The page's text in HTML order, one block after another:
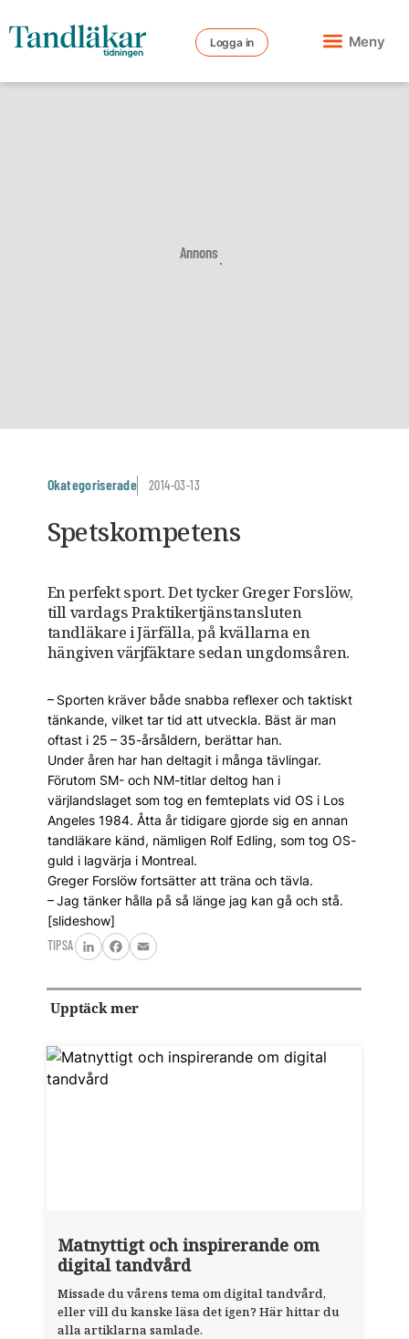
Logga in Meny
Annons
Okategoriserade 2014-03-13
Spetskompetens
En perfekt sport. Det tycker Greger Forslöw,
till vardags Praktikertjänstansluten
tandläkare i Järfälla, på kvällarna en
hängiven värjfäktare sedan ungdomsåren.
– Sporten kräver både snabba reflexer och taktiskt
tänkande, vilket tar tid att utveckla. Bäst är man
oftast i 25 – 35-årsåldern, berättar han.
Under åren har han deltagit i många tävlingar.
Förutom SM- och NM-titlar deltog han i
värjlandslaget som tog en femteplats vid OS i Los
Angeles 1984. Åtta år tidigare gjorde sig en annan
tandläkare känd, nämligen Rolf Edling, som tog OS-
guld i lagvärja i Montreal.
Greger Forslöw fortsätter att träna och tävla.
– Jag tänker hålla på så länge jag kan gå och stå.
[slideshow]
TIPSA
LinkedInFacebook
Email
Upptäck mer
Matnyttigt och inspirerande om
digital tandvård
Missade du vårens tema om digital tandvård,
eller vill du kanske läsa det igen? Här hittar du
alla artiklarna samlade.